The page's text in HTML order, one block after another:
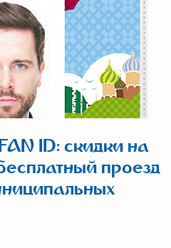
ID: скидки на
проезд